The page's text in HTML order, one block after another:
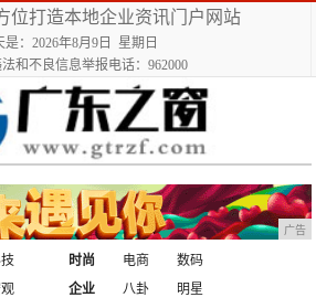
位打造本地企业资讯门户网站
是：2026年8月9日 星期日
和不良信息举报电话：962000
广告
时尚 电商
数码
企业
八卦
明星